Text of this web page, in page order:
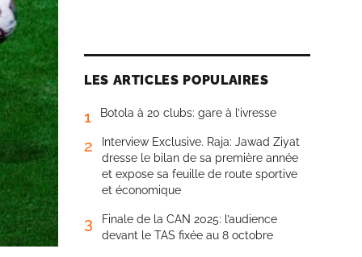
LES ARTICLES POPULAIRES
1 Botola à 20 clubs: gare à l’ivresse
2
Interview Exclusive. Raja: Jawad Ziyat
dresse le bilan de sa première année
et expose sa feuille de route sportive
et économique
3
Finale de la CAN 2025: l’audience
devant le TAS fixée au 8 octobre